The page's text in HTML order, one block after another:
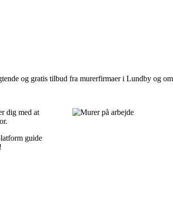
og gratis tilbud fra murerfirmaer i Lundby og
dig med at
guide